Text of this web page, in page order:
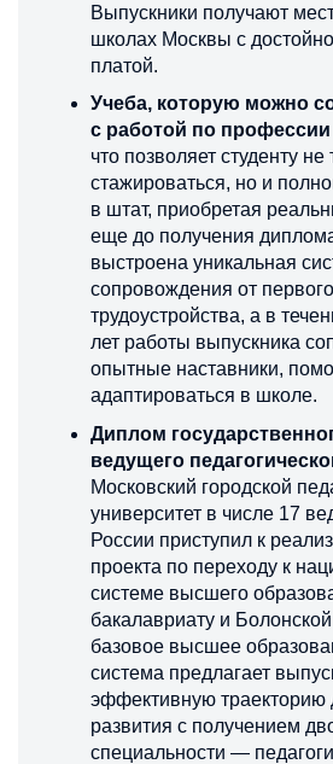
Выпускники получают
школах Москвы с
платой.
Учеба, которую можно
с работой по профессии
что позволяет студенту не
стажироваться, но и
в штат, приобретая
еще до получения
выстроена уникальная
сопровождения от
трудоустройства, а в
лет работы выпускника
опытные наставники,
адаптироваться в школе.
Диплом
ведущего
Московский городской
университет в числе 17
России приступил к
проекта по переходу к
системе высшего
бакалавриату и
базовое высшее
система предлагает
эффективную траекторию
развития с получением
специальности —